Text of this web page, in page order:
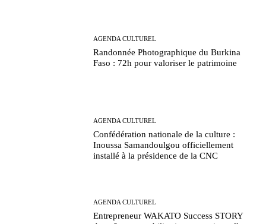
AGENDA CULTUREL
Randonnée Photographique du Burkina
Faso : 72h pour valoriser le patrimoine
AGENDA CULTUREL
Confédération nationale de la culture :
Inoussa Samandoulgou officiellement
installé à la présidence de la CNC
AGENDA CULTUREL
Entrepreneur WAKATO Success STORY